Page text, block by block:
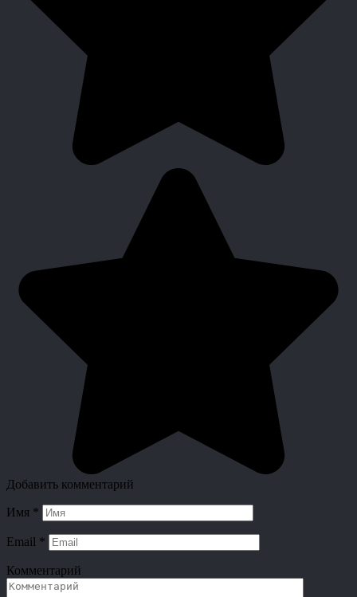
Добавить комментарий
Имя *
Email *
Комментарий